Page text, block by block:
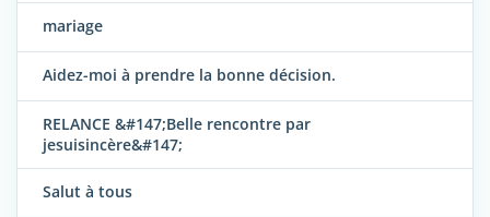
mariage
Aidez-moi à prendre la bonne décision.
RELANCE &#147;Belle rencontre par
jesuisincère&#147;
Salut à tous